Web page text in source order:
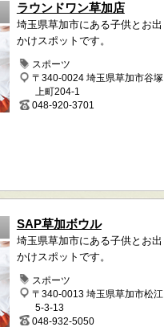
ラウンドワン草加店
埼玉県草加市にある子供とお出
かけスポットです。
スポーツ
〒340-0024 埼玉県草加市谷塚
上町204-1
048-920-3701
SAP草加ボウル
埼玉県草加市にある子供とお出
かけスポットです。
スポーツ
〒340-0013 埼玉県草加市松江
5-3-13
048-932-5050